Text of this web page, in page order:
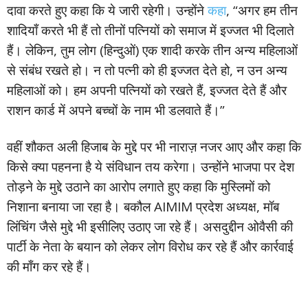
दावा करते हुए कहा कि ये जारी रहेगी। उन्होंनेकहा, “अगर हम तीन
शादियाँ करते भी हैं तो तीनों पत्नियों को समाज में इज्जत भी दिलाते
हैं। लेकिन, तुम लोग (हिन्दुओं) एक शादी करके तीन अन्य महिलाओं
से संबंध रखते हो। न तो पत्नी को ही इज्जत देते हो, न उन अन्य
महिलाओं को। हम अपनी पत्नियों को रखते हैं, इज्जत देते हैं और
राशन कार्ड में अपने बच्चों के नाम भी डलवाते हैं।”
वहीं शौकत अली हिजाब के मुद्दे पर भी नाराज़ नजर आए और कहा कि
किसे क्या पहनना है ये संविधान तय करेगा। उन्होंने भाजपा पर देश
तोड़ने के मुद्दे उठाने का आरोप लगाते हुए कहा कि मुस्लिमों को
निशाना बनाया जा रहा है। बकौल AIMIM प्रदेश अध्यक्ष, मॉब
लिंचिंग जैसे मुद्दे भी इसीलिए उठाए जा रहे हैं। असदुद्दीन ओवैसी की
पार्टी के नेता के बयान को लेकर लोग विरोध कर रहे हैं और कार्रवाई
की माँग कर रहे हैं।